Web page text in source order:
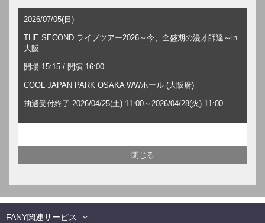
2026/07/05(日)
THE SECOND ライブツアー2026～今、全盛期の漫才師達～in
大阪
開場 15:15 / 開演 16:00
COOL JAPAN PARK OSAKA WWホール (大阪府)
抽選受付終了 2026/04/25(土) 11:00～2026/04/28(火) 11:00
FANY関連サービス